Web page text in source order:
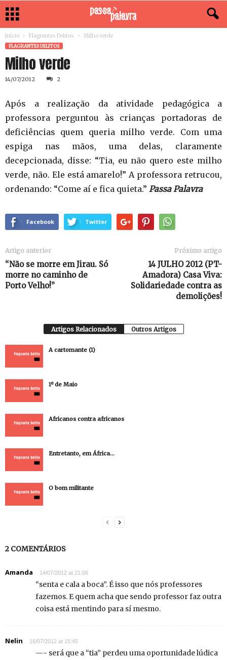
Início Flagrantes Delitos Milho verde
FLAGRANTES DELITOS
Milho verde
14/07/2012 2
Após a realização da atividade pedagógica a
professora perguntou às crianças portadoras de
deficiências quem queria milho verde. Com uma
espiga nas mãos, uma delas, claramente
decepcionada, disse: “Tia, eu não quero este milho
verde, não. Ele está amarelo!” A professora retrucou,
ordenando: “Come aí e fica quieta.” Passa Palavra
Facebook Twitter
Artigo anterior
“Não se morre em Jirau. Só
morre no caminho de
Porto Velho!”
Próximo artigo
14 JULHO 2012 (PT-
Amadora) Casa Viva:
Solidariedade contra as
demolições!
Artigos Relacionados Outros Artigos
A cartomante (1)
1º de Maio
Africanos contra africanos
Entretanto, em África…
O bom militante
2 COMENTÁRIOS
Amanda 14/07/2012 at 21:06
“senta e cala a boca”. É isso que nós professores
fazemos. E quem acha que sendo professor faz outra
coisa está mentindo para sí mesmo.
Nelin 16/07/2012 at 15:45
—- será que a “tia” perdeu uma oportunidade lúdica